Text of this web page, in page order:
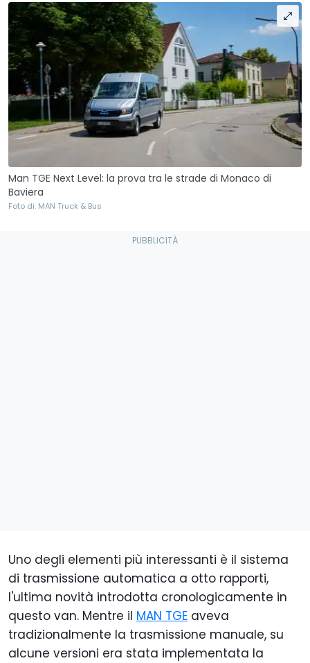
Man TGE Next Level: la prova tra le strade di Monaco di
Baviera
Foto di: MAN Truck & Bus
Uno degli elementi più interessanti è il sistema
di trasmissione automatica a otto rapporti,
l'ultima novità introdotta cronologicamente in
questo van. Mentre il MAN TGE aveva
tradizionalmente la trasmissione manuale, su
alcune versioni era stata implementata la